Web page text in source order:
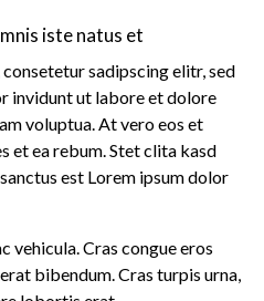
iste natus et
sadipscing elitr, sed
invidunt ut labore et dolore
voluptua. At vero eos et
et ea rebum. Stet clita kasd
est Lorem ipsum dolor
vehicula. Cras congue eros
bibendum. Cras turpis urna,